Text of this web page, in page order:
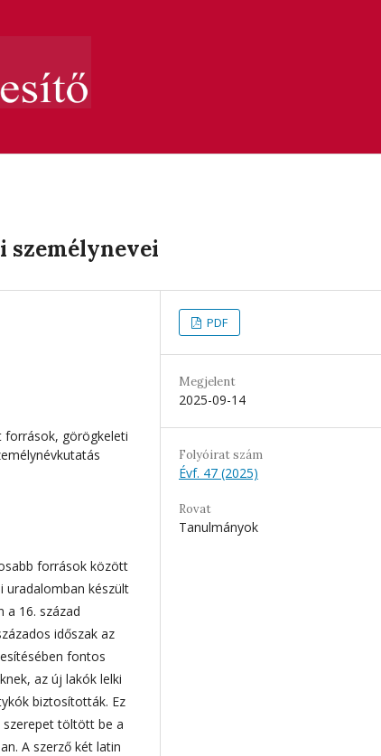
személynevei
források, görögkeleti
források között
uradalomban készült
a 16. század
időszak az
fontos
az új lakók lelki
biztosították. Ez
szerepet töltött be a
A szerző két latin
PDF
Megjelent
2025-09-14
Folyóirat szám
Évf. 47 (2025)
Rovat
Tanulmányok